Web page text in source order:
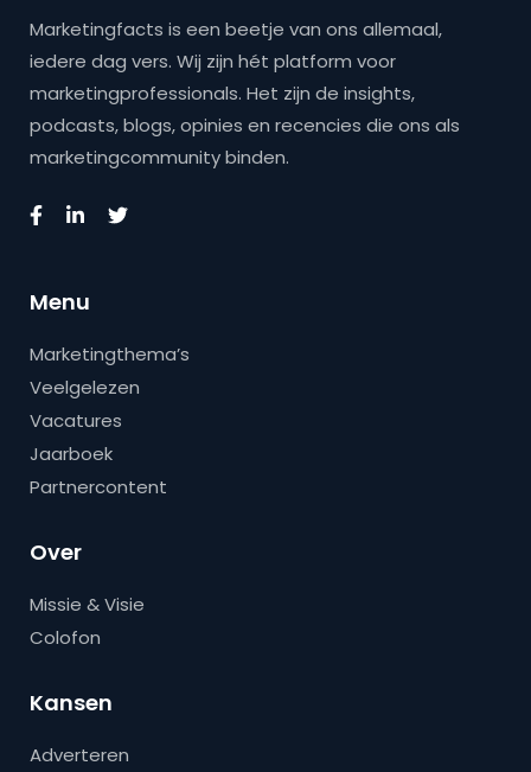
Marketingfacts is een beetje van ons allemaal,
iedere dag vers. Wij zijn hét platform voor
marketingprofessionals. Het zijn de insights,
podcasts, blogs, opinies en recencies die ons als
marketingcommunity binden.
Menu
Marketingthema’s
Veelgelezen
Vacatures
Jaarboek
Partnercontent
Over
Missie & Visie
Colofon
Kansen
Adverteren